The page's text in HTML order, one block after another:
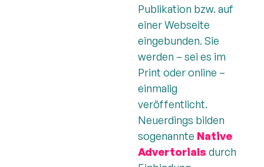
Publikation bzw. auf
einer Webseite
eingebunden. Sie
werden – sei es im
Print oder online –
einmalig
veröffentlicht.
Neuerdings bilden
sogenannte Native
Advertorials durch